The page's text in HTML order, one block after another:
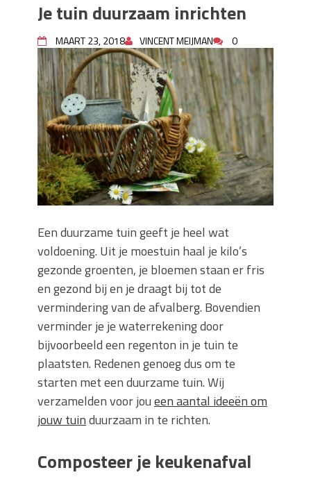
Je huis koelen: alles behalve duur
Hoe draagt je inrichting bij aan je
merkimago?
Houtpellets als duurzame
verwarmingsoptie
Wanneer moet je een specialist
inschakelen bij rioolproblemen?
Slimme oplossingen voor lekkages en
verstoppingen
Betonplex: Het Veelzijdige
Plaatmateriaal voor Moderne Projecten
Woonstijlen die perfect passen bij
Oma weet raadt bij cementsluier:
natuurlijke oplossingen
Je tuin duurzaam inrichten
MAART 23, 2018 VINCENT MEIJMAN 0
Een duurzame tuin geeft je heel wat
voldoening. Uit je moestuin haal je kilo’s
gezonde groenten, je bloemen staan er fris
en gezond bij en je draagt bij tot de
vermindering van de afvalberg. Bovendien
verminder je je waterrekening door
bijvoorbeeld een regenton in je tuin te
plaatsten. Redenen genoeg dus om te
starten met een duurzame tuin. Wij
verzamelden voor joueen aantal ideeën om
jouw tuinduurzaam in te richten.
Composteer je keukenafval